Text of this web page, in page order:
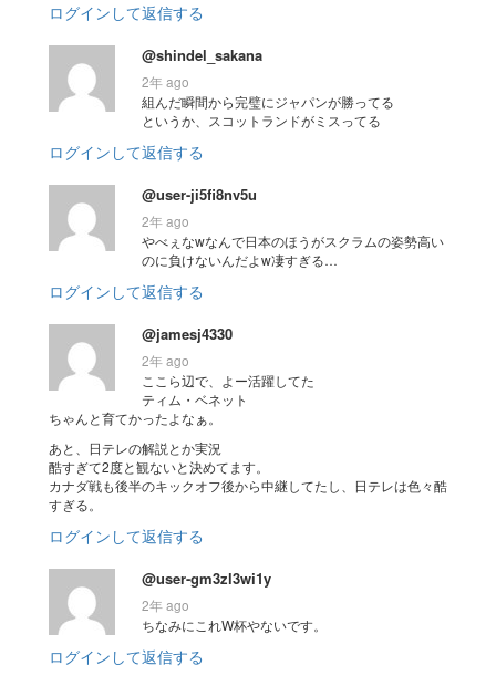
ログインして返信する
@shindel_sakana
2年 ago
組んだ瞬間から完璧にジャパンが勝ってる
というか、スコットランドがミスってる
ログインして返信する
@user-ji5fi8nv5u
2年 ago
やべぇなwなんで日本のほうがスクラムの姿勢高い
のに負けないんだよw凄すぎる…
ログインして返信する
@jamesj4330
2年 ago
ここら辺で、よー活躍してた
ティム・ベネット
ちゃんと育てかったよなぁ。
あと、日テレの解説とか実況
酷すぎて2度と観ないと決めてます。
カナダ戦も後半のキックオフ後から中継してたし、日テレは色々酷
すぎる。
ログインして返信する
@user-gm3zl3wi1y
2年 ago
ちなみにこれW杯やないです。
ログインして返信する